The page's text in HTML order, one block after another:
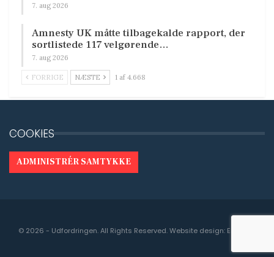
7. aug 2026
Amnesty UK måtte tilbagekalde rapport, der
sortlistede 117 velgørende…
7. aug 2026
FORRIGE NÆSTE 1 af 4.668
COOKIES
ADMINISTRÉR SAMTYKKE
© 2026 - Udfordringen. All Rights Reserved.Website design: Engedal